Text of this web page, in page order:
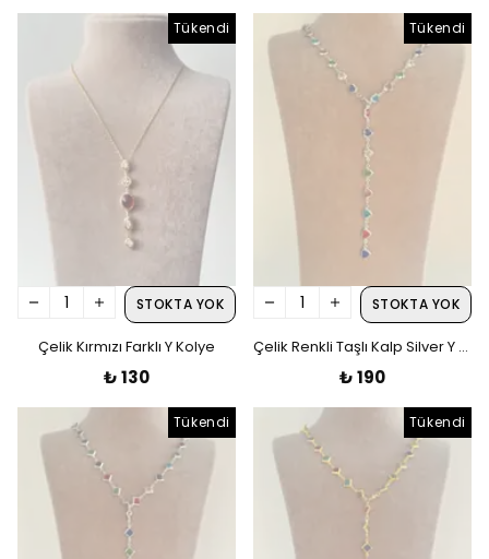
Tükendi
STOKTA YOK
Çelik Kırmızı Farklı Y Kolye
₺ 130
Tükendi
STOKTA YOK
Çelik Renkli Taşlı Kalp Silver Y Kolye
₺ 190
Tükendi Tükendi